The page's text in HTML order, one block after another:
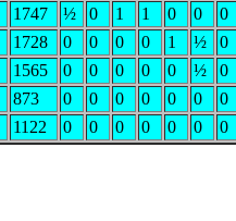
1747 ½ 0 1 1 0 0 0
1728 0 0 0 0 1 ½ 0
1565 0 0 0 0 0 ½ 0
873 0 0 0 0 0 0 0
1122 0 0 0 0 0 0 0